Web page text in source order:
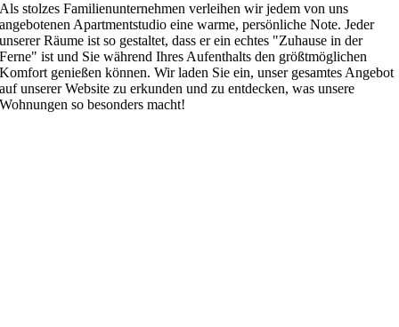
Als stolzes Familienunternehmen verleihen wir jedem von uns
angebotenen Apartmentstudio eine warme, persönliche Note. Jeder
unserer Räume ist so gestaltet, dass er ein echtes "Zuhause in der
Ferne" ist und Sie während Ihres Aufenthalts den größtmöglichen
Komfort genießen können. Wir laden Sie ein, unser gesamtes Angebot
auf unserer Website zu erkunden und zu entdecken, was unsere
Wohnungen so besonders macht!